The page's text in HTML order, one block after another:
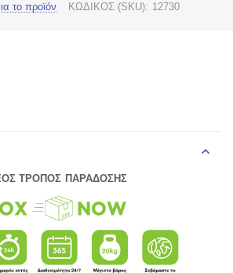
το προϊόν ΚΩΔΙΚΟΣ (SKU): 12730
ΤΡΟΠΟΣ ΠΑΡΑΔΟΣΗΣ